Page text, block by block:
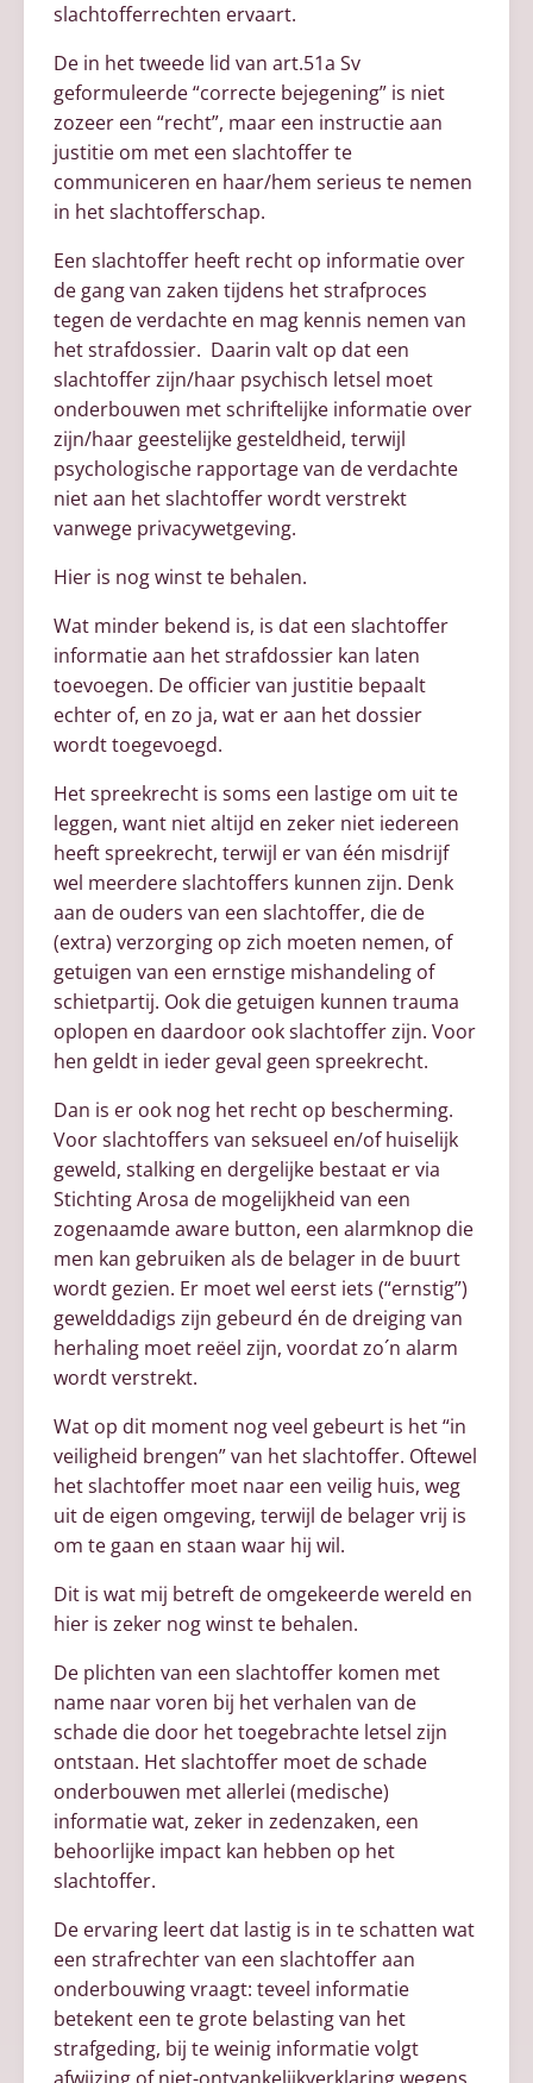
slachtofferrechten ervaart.
De in het tweede lid van art.51a Sv
geformuleerde “correcte bejegening” is niet
zozeer een “recht”, maar een instructie aan
justitie om met een slachtoffer te
communiceren en haar/hem serieus te nemen
in het slachtofferschap.
Een slachtoffer heeft recht op informatie over
de gang van zaken tijdens het strafproces
tegen de verdachte en mag kennis nemen van
het strafdossier. Daarin valt op dat een
slachtoffer zijn/haar psychisch letsel moet
onderbouwen met schriftelijke informatie over
zijn/haar geestelijke gesteldheid, terwijl
psychologische rapportage van de verdachte
niet aan het slachtoffer wordt verstrekt
vanwege privacywetgeving.
Hier is nog winst te behalen.
Wat minder bekend is, is dat een slachtoffer
informatie aan het strafdossier kan laten
toevoegen. De officier van justitie bepaalt
echter of, en zo ja, wat er aan het dossier
wordt toegevoegd.
Het spreekrecht is soms een lastige om uit te
leggen, want niet altijd en zeker niet iedereen
heeft spreekrecht, terwijl er van één misdrijf
wel meerdere slachtoffers kunnen zijn. Denk
aan de ouders van een slachtoffer, die de
(extra) verzorging op zich moeten nemen, of
getuigen van een ernstige mishandeling of
schietpartij. Ook die getuigen kunnen trauma
oplopen en daardoor ook slachtoffer zijn. Voor
hen geldt in ieder geval geen spreekrecht.
Dan is er ook nog het recht op bescherming.
Voor slachtoffers van seksueel en/of huiselijk
geweld, stalking en dergelijke bestaat er via
Stichting Arosa de mogelijkheid van een
zogenaamde aware button, een alarmknop die
men kan gebruiken als de belager in de buurt
wordt gezien. Er moet wel eerst iets (“ernstig”)
gewelddadigs zijn gebeurd én de dreiging van
herhaling moet reëel zijn, voordat zo´n alarm
wordt verstrekt.
Wat op dit moment nog veel gebeurt is het “in
veiligheid brengen” van het slachtoffer. Oftewel
het slachtoffer moet naar een veilig huis, weg
uit de eigen omgeving, terwijl de belager vrij is
om te gaan en staan waar hij wil.
Dit is wat mij betreft de omgekeerde wereld en
hier is zeker nog winst te behalen.
De plichten van een slachtoffer komen met
name naar voren bij het verhalen van de
schade die door het toegebrachte letsel zijn
ontstaan. Het slachtoffer moet de schade
onderbouwen met allerlei (medische)
informatie wat, zeker in zedenzaken, een
behoorlijke impact kan hebben op het
slachtoffer.
De ervaring leert dat lastig is in te schatten wat
een strafrechter van een slachtoffer aan
onderbouwing vraagt: teveel informatie
betekent een te grote belasting van het
strafgeding, bij te weinig informatie volgt